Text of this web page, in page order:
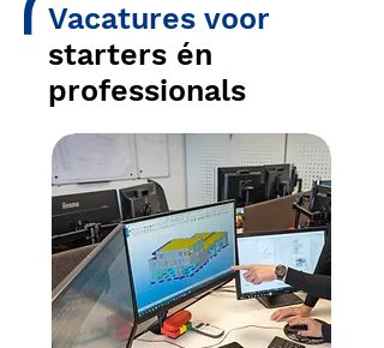
Vacatures voor
starters én
professionals